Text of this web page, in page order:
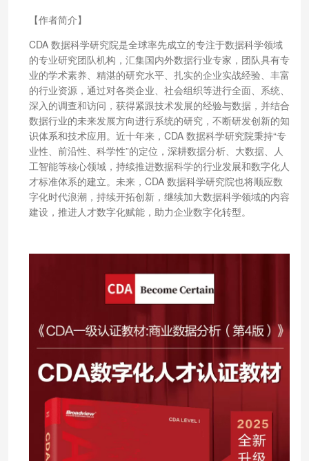
【作者简介】
CDA 数据科学研究院是全球率先成立的专注于数据科学领域
的专业研究团队机构，汇集国内外数据行业专家，团队具有专
业的学术素养、精湛的研究水平、扎实的企业实战经验、丰富
的行业资源，通过对各类企业、社会组织等进行全面、系统、
深入的调查和访问，获得紧跟技术发展的经验与数据，并结合
数据行业的未来发展方向进行系统的研究，不断研发创新的知
识体系和技术应用。近十年来，CDA 数据科学研究院秉持“专
业性、前沿性、科学性”的定位，深耕数据分析、大数据、人
工智能等核心领域，持续推进数据科学的行业发展和数字化人
才标准体系的建立。未来，CDA 数据科学研究院也将顺应数
字化时代浪潮，持续开拓创新，继续加大数据科学领域的内容
建设，推进人才数字化赋能，助力企业数字化转型。